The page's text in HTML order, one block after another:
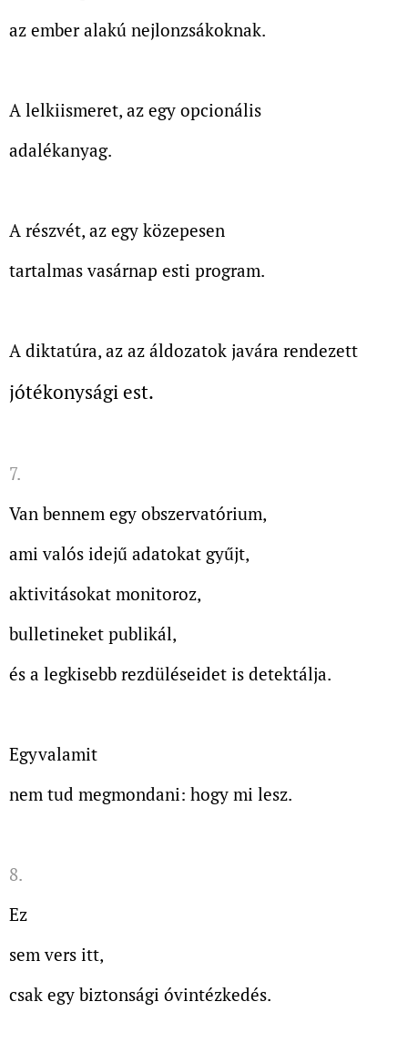
az ember alakú nejlonzsákoknak.
A lelkiismeret, az egy opcionális
adalékanyag.
A részvét, az egy közepesen
tartalmas vasárnap esti program.
A diktatúra, az az áldozatok javára rendezett
jótékonysági est.
7.
Van bennem egy obszervatórium,
ami valós idejű adatokat gyűjt,
aktivitásokat monitoroz,
bulletineket publikál,
és a legkisebb rezdüléseidet is detektálja.
Egyvalamit
nem tud megmondani: hogy mi lesz.
8.
Ez
sem vers itt,
csak egy biztonsági óvintézkedés.